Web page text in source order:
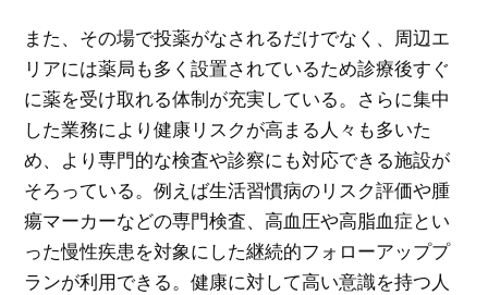
また、その場で投薬がなされるだけでなく、周辺エ
リアには薬局も多く設置されているため診療後すぐ
に薬を受け取れる体制が充実している。さらに集中
した業務により健康リスクが高まる人々も多いた
め、より専門的な検査や診察にも対応できる施設が
そろっている。例えば生活習慣病のリスク評価や腫
瘍マーカーなどの専門検査、高血圧や高脂血症とい
った慢性疾患を対象にした継続的フォローアッププ
ランが利用できる。健康に対して高い意識を持つ人